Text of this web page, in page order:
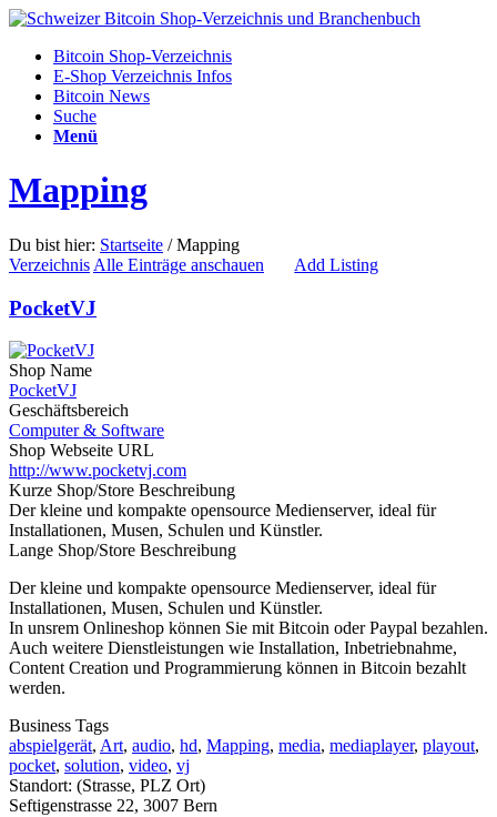
Bitcoin Shop-Verzeichnis
E-Shop Verzeichnis Infos
Bitcoin News
Suche
Menü
Mapping
Du bist hier: Startseite / Mapping
Verzeichnis Alle Einträge anschauen Add Listing
PocketVJ
Shop Name
PocketVJ
Geschäftsbereich
Computer & Software
Shop Webseite URL
http://www.pocketvj.com
Kurze Shop/Store Beschreibung
Der kleine und kompakte opensource Medienserver, ideal für
Installationen, Musen, Schulen und Künstler.
Lange Shop/Store Beschreibung
Der kleine und kompakte opensource Medienserver, ideal für
Installationen, Musen, Schulen und Künstler.
In unsrem Onlineshop können Sie mit Bitcoin oder Paypal bezahlen.
Auch weitere Dienstleistungen wie Installation, Inbetriebnahme,
Content Creation und Programmierung können in Bitcoin bezahlt
werden.
Business Tags
abspielgerät, Art, audio, hd, Mapping, media, mediaplayer, playout,
pocket, solution, video, vj
Standort: (Strasse, PLZ Ort)
Seftigenstrasse 22, 3007 Bern